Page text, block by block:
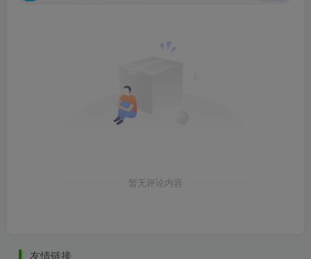
暂无评论内容
友情链接